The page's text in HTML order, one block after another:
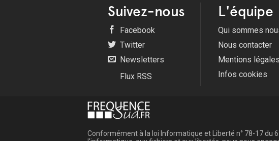
Suivez-nous
Facebook
Twitter
Newsletters
Flux RSS
L'équipe
Qui sommes
Nous contacter
Mentions légales
Infos cookies
Conformément à la loi Informatique et Liberté n° 78-17 du